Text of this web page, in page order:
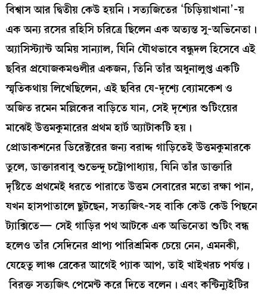
বিশ্বাস আর দ্বিতীয় কেউ হয়নি। সত্যজিতের ‘চিড়িয়াখানা’-য়
এক অন্য রসের রহিসি চরিত্রে ছিলেন এক অত্যন্ত সু-অভিনেতা।
অ্যাসিস্ট্যান্ট অমিয় সান্যাল, যিনি যৌথভাবে বন্ধুদল হিসেবে এই
ছবির প্রযোজকমণ্ডলীর একজন, তিনি তাঁর অধুনালুপ্ত একটি
স্মৃতিকথায় লিখেছিলেন, এই ছবির যে-দৃশ্যে ব্যোমকেশ ও
অজিত রমেন মল্লিকের বাড়িতে যান, সেই দৃশ্যের শুটিংয়ের
মাঝেই উত্তমকুমারের প্রথম হার্ট অ্যাটাকটি হয়।
প্রোডাকশনের ডিরেক্টরের জন্য বরাদ্দ গাড়িতেই উত্তমকুমারকে
তুলে, ডাক্তারবাবু শুভেন্দু চট্টোপাধ্যায়, যিনি তাঁর ডাক্তারি
দৃষ্টিতে প্রথমেই ধরতে পারাতে উত্তম সেবারের মতো রক্ষা পান,
যখন হাসপাতালে ছুটছেন, সত্যজিৎ-সহ বাকি কেউ কেউ পিছনে
ট্যাক্সিতে— সেই গাড়ির পথ আটকে এক অভিনেতা শুটিং বন্ধ
হলেও তাঁর সেদিনের প্রাপ্য পারিশ্রমিক চেয়ে নেন, এমনকী,
যেহেতু লাঞ্চ ব্রেকের আগেই প্যাক আপ, তাই খাইখরচ পর্যন্ত।
বিরক্ত সত্যজিৎ পেমেন্ট করে দিতে বলেন। এবং কন্টিন্যুইটির